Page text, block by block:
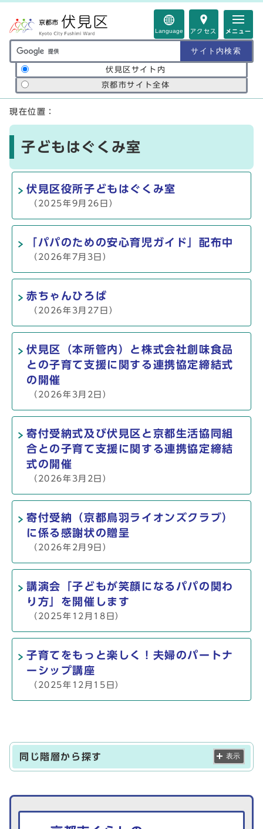
Language アクセス メニュー
サイト内検索の範囲
伏見区サイト内
京都市サイト全体
ここから本文です
現在位置：
子どもはぐくみ室
伏見区役所子どもはぐくみ室
（2025年9月26日）
「パパのための安心育児ガイド」配布中
（2026年7月3日）
赤ちゃんひろば
（2026年3月27日）
伏見区（本所管内）と株式会社創味食品
との子育て支援に関する連携協定締結式
の開催
（2026年3月2日）
寄付受納式及び伏見区と京都生活協同組
合との子育て支援に関する連携協定締結
式の開催
（2026年3月2日）
寄付受納（京都鳥羽ライオンズクラブ）
に係る感謝状の贈呈
（2026年2月9日）
講演会「子どもが笑顔になるパパの関わ
り方」を開催します
（2025年12月18日）
子育てをもっと楽しく！夫婦のパートナ
ーシップ講座
（2025年12月15日）
同じ階層から探す 表示
生活情報を探す